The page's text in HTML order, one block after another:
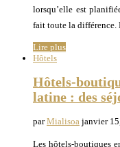
lorsqu’elle est
fait toute la
Lire plus
Hôtels
Hôtels-
latine : des
parMialisoa janvier
Les hôtels-boutiques